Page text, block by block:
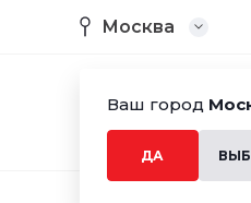
Ваш город
ДА
Москва